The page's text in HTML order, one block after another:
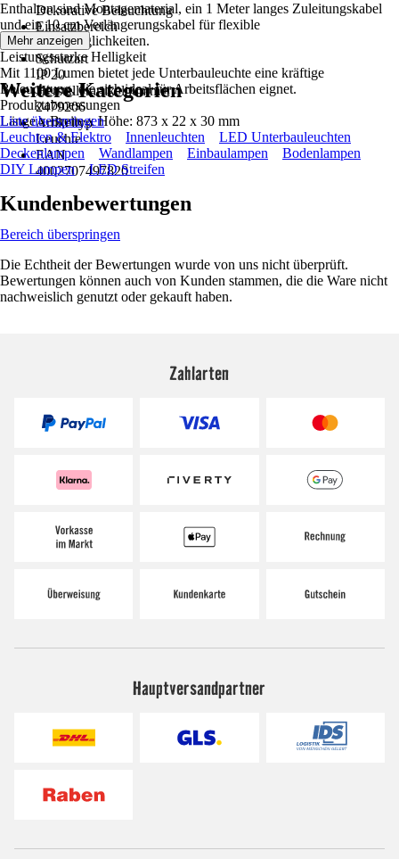
Dekorative Beleuchtung
Einsatzbereich
Innen
Schutzart
IP 20
Herstellerartikelnummer
2479206
Artikeltyp
Leuchte
EAN
4002707497820
Enthalten sind Montagematerial, ein 1 Meter langes Zuleitungskabel
und ein 10 cm Verlängerungskabel für flexible
Installationsmöglichkeiten.
Leistungsstarke Helligkeit
Mit 1100 Lumen bietet jede Unterbauleuchte eine kräftige
Beleuchtung, die sich ideal für Arbeitsflächen eignet.
Produktabmessungen
Länge x Breite x Höhe: 873 x 22 x 30 mm
Mehr anzeigen
Weitere Kategorien
Liste überspringen
Leuchten & Elektro
Innenleuchten
LED Unterbauleuchten
Deckenlampen
Wandlampen Einbaulampen
Bodenlampen
DIY Lampen
LED Streifen
Kundenbewertungen
Bereich überspringen
Die Echtheit der Bewertungen wurde von uns nicht überprüft.
Bewertungen können auch von Kunden stammen, die die Ware nicht
nachweislich genutzt oder gekauft haben.
Zahlarten
Hauptversandpartner